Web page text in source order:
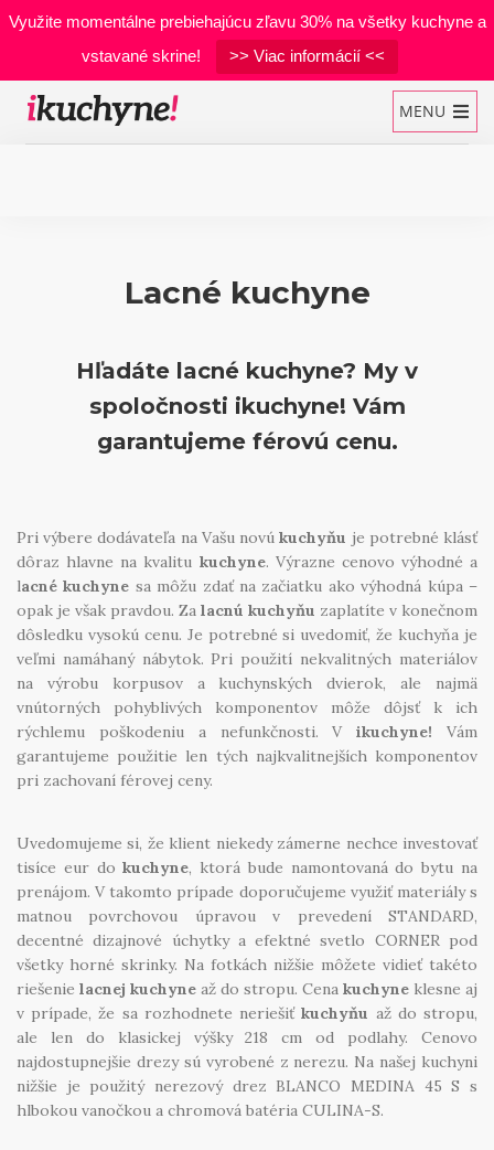
Využite momentálne prebiehajúcu zľavu 30% na všetky kuchyne a
vstavané skrine!
>> Viac informácií <<
MENU
Vstavané skrine
Realizácie
Materiály
Developerské projekty
Prebiehajúce akcie
O nás
Kontakt
Kuchynské štúdio Bratislava
Lacné kuchyne
Hľadáte lacné kuchyne? My v
spoločnosti ikuchyne! Vám
garantujeme férovú cenu.
Pri výbere dodávateľa na Vašu novúkuchyňu je potrebné klásť
dôraz hlavne na kvalitu kuchyne. Výrazne cenovo výhodné a
lacné kuchyne sa môžu zdať na začiatku ako výhodná kúpa –
opak je však pravdou. Za lacnú kuchyňu zaplatíte v konečnom
dôsledku vysokú cenu. Je potrebné si uvedomiť, že kuchyňa je
veľmi namáhaný nábytok. Pri použití nekvalitných materiálov
na výrobu korpusov a kuchynských dvierok, ale najmä
vnútorných pohyblivých komponentov môže dôjsť k ich
rýchlemu poškodeniu a nefunkčnosti. Vikuchyne! Vám
garantujeme použitie len tých najkvalitnejších komponentov
pri zachovaní férovej ceny.
Uvedomujeme si, že klient niekedy zámerne nechce investovať
tisíce eur dokuchyne, ktorá bude namontovaná do bytu na
prenájom. V takomto prípade doporučujeme využiť materiály s
matnou povrchovou úpravou v prevedení STANDARD,
decentné dizajnové úchytky a efektné svetlo CORNER pod
všetky horné skrinky. Na fotkách nižšie môžete vidieť takéto
riešenie lacnej kuchyne až do stropu. Cena kuchyne klesne aj
v prípade, že sa rozhodnete neriešiťkuchyňu až do stropu,
ale len do klasickej výšky 218 cm od podlahy. Cenovo
najdostupnejšie drezy sú vyrobené z nerezu. Na našej kuchyni
nižšie je použitý nerezový drez BLANCO MEDINA 45 S s
hlbokou vanočkou a chromová batéria CULINA-S.